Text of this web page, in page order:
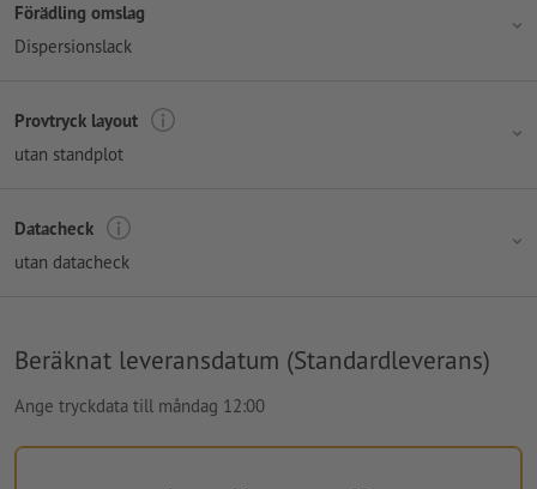
Förädling omslag
Dispersionslack
Provtryck layout
utan standplot
Datacheck
utan datacheck
Beräknat leveransdatum (Standardleverans)
Ange tryckdata till måndag 12:00